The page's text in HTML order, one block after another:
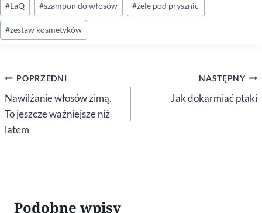
wpisu:
#LaQ #szampon do włosów #żele pod prysznic
#zestaw kosmetyków
Nawigacja
wpisu
POPRZEDNI
Nawilżanie włosów zimą.
To jeszcze ważniejsze niż
latem
NASTĘPNY
Jak dokarmiać ptaki
Podobne wpisy